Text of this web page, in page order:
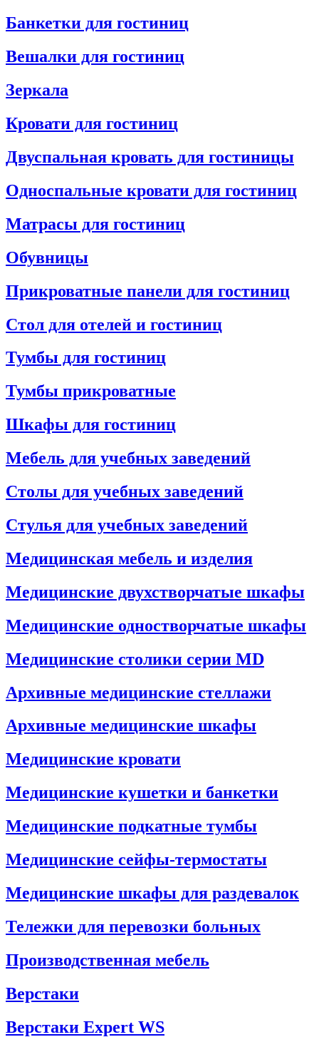
Банкетки для гостиниц
Вешалки для гостиниц
Зеркала
Кровати для гостиниц
Двуспальная кровать для гостиницы
Односпальные кровати для гостиниц
Матрасы для гостиниц
Обувницы
Прикроватные панели для гостиниц
Стол для отелей и гостиниц
Тумбы для гостиниц
Тумбы прикроватные
Шкафы для гостиниц
Мебель для учебных заведений
Столы для учебных заведений
Стулья для учебных заведений
Медицинская мебель и изделия
Медицинские двухстворчатые шкафы
Медицинские одностворчатые шкафы
Медицинские столики серии MD
Архивные медицинские стеллажи
Архивные медицинские шкафы
Медицинские кровати
Медицинские кушетки и банкетки
Медицинские подкатные тумбы
Медицинские сейфы-термостаты
Медицинские шкафы для раздевалок
Тележки для перевозки больных
Производственная мебель
Верстаки
Верстаки Expert WS